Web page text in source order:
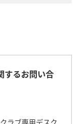
するお問い合
ラブ専用デスク